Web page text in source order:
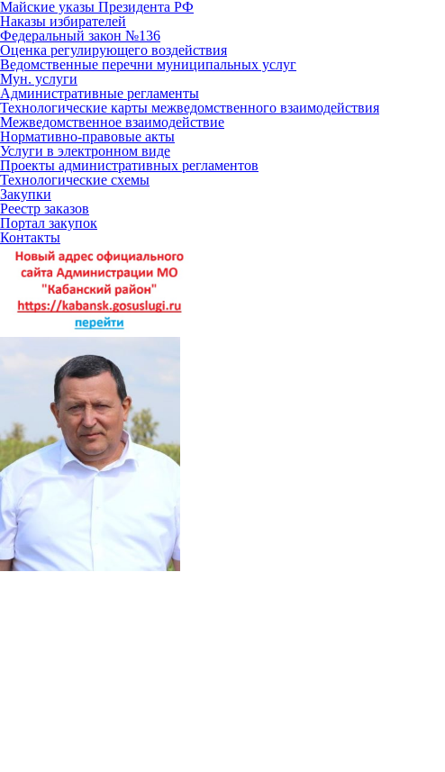
Майские указы Президента РФ
Наказы избирателей
Федеральный закон №136
Оценка регулирующего воздействия
Ведомственные перечни муниципальных услуг
Мун. услуги
Административные регламенты
Технологические карты межведомственного взаимодействия
Межведомственное взаимодействие
Нормативно-правовые акты
Услуги в электронном виде
Проекты административных регламентов
Технологические схемы
Закупки
Реестр заказов
Портал закупок
Контакты